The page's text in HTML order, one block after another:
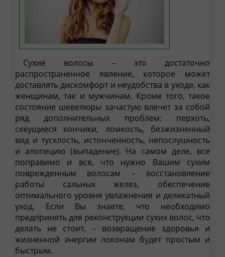
Сухие волосы – это достаточно
распространенное явление, которое может
доставлять дискомфорт и неудобства в уходе, как
женщинам, так и мужчинам. Кроме того, такое
состояние шевелюры зачастую влечет за собой
ряд дополнительных проблем: перхоть,
секущиеся кончики, ломкость, безжизненный
вид и тусклость, истонченность, непослушность
и алопецию (выпадение). На самом деле, все
поправимо и все, что нужно Вашим сухим
поврежденным волосам – восстановление
работы сальных желез, обеспечение
оптимального уровня увлажнения и деликатный
уход. Если Вы знаете, что необходимо
предпринять для реконструкции сухих волос, что
делать не стоит, – возвращение здоровья и
жизненной энергии локонам будет простым и
быстрым.